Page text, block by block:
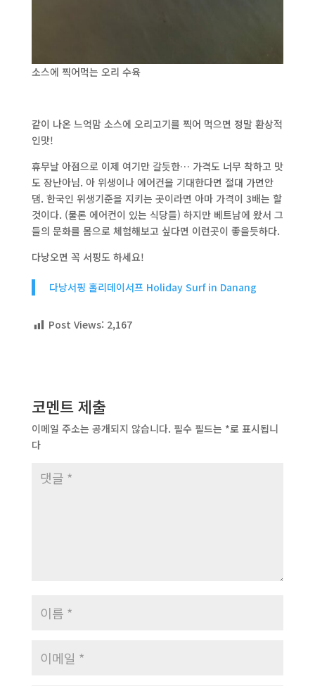
소스에 찍어먹는 오리 수육
같이 나온 느억맘 소스에 오리고기를 찍어 먹으면 정말 환상적
인맛!
휴무날 아점으로 이제 여기만 갈듯한… 가격도 너무 착하고 맛
도 장난아님. 아 위생이나 에어컨을 기대한다면 절대 가면안
댐. 한국인 위생기준을 지키는 곳이라면 아마 가격이 3배는 할
것이다. (물론 에어컨이 있는 식당들) 하지만 베트남에 왔서 그
들의 문화를 몸으로 체험해보고 싶다면 이런곳이 좋을듯하다.
다낭오면 꼭 서핑도 하세요!
다낭서핑 홀리데이서프 Holiday Surf in Danang
Post Views: 2,167
코멘트 제출
이메일 주소는 공개되지 않습니다. 필수 필드는 *로 표시됩니
다